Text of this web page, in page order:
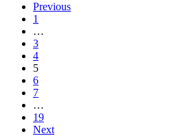
Previous
1
…
3
4
5
6
7
…
19
Next